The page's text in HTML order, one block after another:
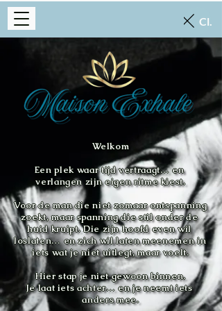
Close
Welkom
Een plek waar tijd vertraagt… en
verlangen zijn eigen ritme kiest.
Voor de man die niet zomaar ontspanning
zoekt, maar spanning die stil onder de
huid kruipt. Die zijn hoofd even wil
loslaten… en zich wil laten meenemen in
iets wat je niet uitlegt, maar voelt.
Hier stap je niet gewoon binnen.
Je laat iets achter… en je neemt iets
anders mee.